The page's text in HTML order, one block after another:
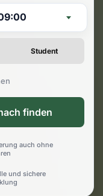
Student
finden
auch ohne
und sichere